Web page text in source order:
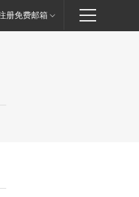
册免费邮箱